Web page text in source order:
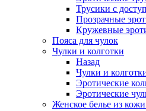
Трусики с
Прозрачные
Кружевные
Пояса для чулок
Чулки и колготки
Назад
Чулки и
Эротические
Эротические
Женское белье из кожи